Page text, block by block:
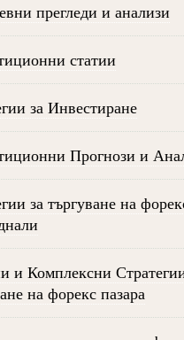
прегледи и анализи
статии
за Инвестиране
Прогнози и
за търгуване на
и Комплексни
на форекс пазара